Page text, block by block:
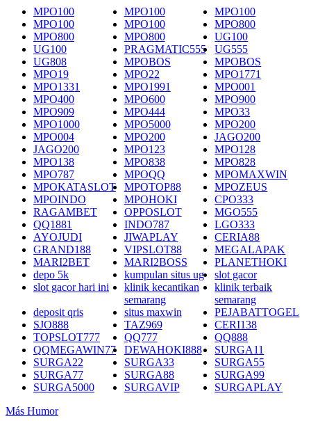
MPO100 MPO100
MPO100
MPO100
MPO100
MPO800
MPO800
MPO800
UG100
UG100
PRAGMATIC555
UG555
UG808
MPOBOS
MPOBOS
MPO19
MPO22
MPO1771
MPO1331
MPO1991
MPO001
MPO400
MPO600
MPO900
MPO909
MPO444
MPO33
MPO1000
MPO5000
MPO200
MPO004
MPO200
JAGO200
JAGO200
MPO123
MPO128
MPO138
MPO838
MPO828
MPO787
MPOQQ
MPOMAXWIN
MPOKATASLOT
MPOTOP88
MPOZEUS
MPOINDO
MPOHOKI
CPO333
RAGAMBET
OPPOSLOT
MGO555
QQ1881
INDO787
LGO333
AYOJUDI
JIWAPLAY
CERIA88
GRAND188
VIPSLOT88
MEGALAPAK
MARI2BET
MARI2BOSS
PLANETHOKI
depo 5k
kumpulan situs ug
slot gacor
slot gacor hari ini
klinik kecantikan
semarang
klinik terbaik
semarang
deposit qris
situs maxwin
PEJABATTOGEL
SJO888
TAZ969
CERI138
TOPSLOT777
QQ777
QQ888
QQMEGAWIN77
DEWAHOKI888
SURGA11
SURGA22
SURGA33
SURGA55
SURGA77
SURGA88
SURGA99
SURGA5000
SURGAVIP
SURGAPLAY
Más Humor